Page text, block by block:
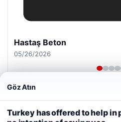
Prenses Night Club
04/29/2026
kullanıyoruz.Çerez Politikamız
Göz Atın
Turkey has offered to help in